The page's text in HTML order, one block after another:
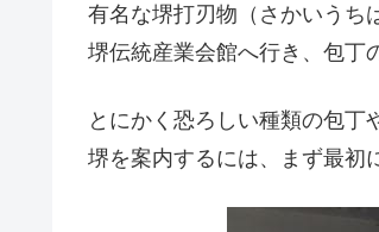
有名な堺打刃物（さかいうち
堺伝統産業会館へ行き、包丁
とにかく恐ろしい種類の包丁
堺を案内するには、まず最初